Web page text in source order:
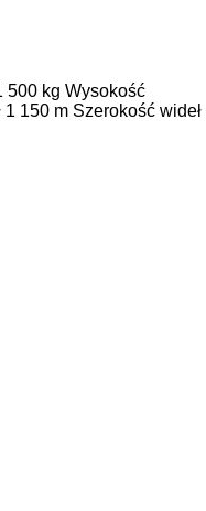
500 kg Wysokość
1 150 m Szerokość wideł